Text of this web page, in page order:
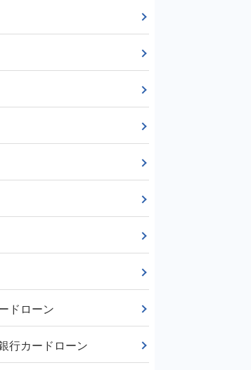
ドローン
行カードローン